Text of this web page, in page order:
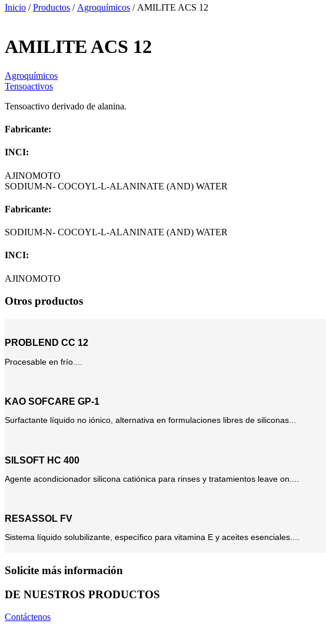
Inicio /Productos / Agroquímicos / AMILITE ACS 12
AMILITE ACS 12
Agroquímicos
Tensoactivos
Tensoactivo derivado de alanina.
Fabricante:
INCI:
AJINOMOTO
SODIUM-N- COCOYL-L-ALANINATE (AND) WATER
Fabricante:
SODIUM-N- COCOYL-L-ALANINATE (AND) WATER
INCI:
AJINOMOTO
Otros productos
PROBLEND CC 12
Procesable en frío....
KAO SOFCARE GP-1
Surfactante líquido no iónico, alternativa en formulaciones libres de siliconas...
SILSOFT HC 400
Agente acondicionador silicona catiónica para rinses y tratamientos leave on....
RESASSOL FV
Sistema líquido solubilizante, específico para vitamina E y aceites esenciales....
Solicite más información
DE NUESTROS PRODUCTOS
Contáctenos